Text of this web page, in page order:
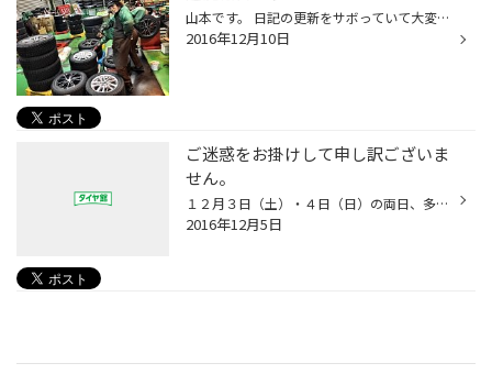
山本です。 日記の更新をサボっていて大変申し訳ありません・゜・(ノД`)・゜・ サボっているのには理由があるのです…。 毎日、開店前と閉店後はご注文頂いたタイヤホイールの組み込み作業に 追われておりますヽ(；▽；)ノ 組み込み作業が忙しくて、日記の更新ができない…。 幸せな悩みですっ♪♪ 毎日...
2016年12月10日
ご迷惑をお掛けして申し訳ございま
せん。
１２月３日（土）・４日（日）の両日、多くのお客様のご来店、お問い合わせ 誠にありがとうございます。 長時間、作業のお待ち時間をいただきご迷惑をお掛けして申し訳ございません。 安全第一で作業を進めさせていただいておりますので、何卒ご理解いただき お時間に余裕を持ってご来店ください。 ...
2016年12月5日